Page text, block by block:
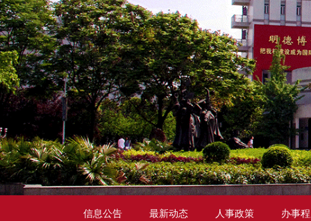
信息公告 最新动态 人事政策 办事